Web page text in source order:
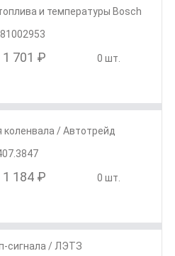
и температуры Bosch
1 701 ₽ 0 шт.
/ Автотрейд
1 184 ₽ 0 шт.
сигнала / ЛЭТЗ